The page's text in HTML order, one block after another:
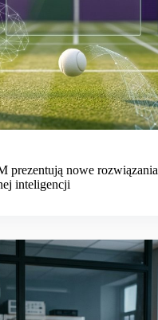
prezentują nowe rozwiązania
inteligencji